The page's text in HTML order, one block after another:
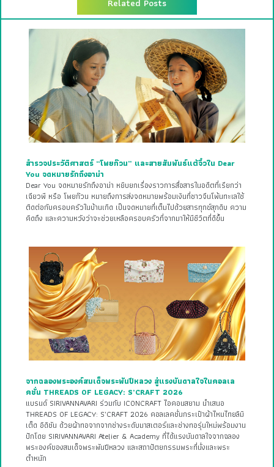
สำรวจประวัติศาสตร์ “โพยก๊วน” และสายสัมพันธ์แต้จิ๋วใน Dear
You จดหมายรักถึงอาม่า
Dear You จดหมายรักถึงอาม่า หยิบยกเรื่องราวการสื่อสารในอดีตที่เรียกว่า
เฉียวพี หรือ โพยก๊วน หมายถึงการส่งจดหมายพร้อมเงินที่ชาวจีนโพ้นทะเลใช้
ติดต่อกับครอบครัวในบ้านเกิด เป็นจดหมายที่เต็มไปด้วยสารทุกข์สุกดิบ ความ
คิดถึง และความหวังว่าจะช่วยเหลือครอบครัวที่จากมาให้มีชีวิตที่ดีขึ้น
จากฉลองพระองค์สมเด็จพระพันปีหลวง สู่แรงบันดาลใจในคอลเล
คชั่น THREADS OF LEGACY: S’CRAFT 2026
แบรนด์ SIRIVANNAVARI ร่วมกับ ICONCRAFT ไอคอนสยาม นำเสนอ
THREADS OF LEGACY: S’CRAFT 2026 คอลเลคชั่นกระเป๋าผ้าไหมไทยลิมิ
เต็ด อิดิชัน ด้วยผ้าทอจากจากช่างระดับมาสเตอร์และช่างทอรุ่นใหม่พร้อมงาน
ปักโดย SIRIVANNAVARI Atelier & Academy ที่ได้แรงบันดาลใจจากฉลอง
พระองค์ของสมเด็จพระพันปีหลวง และสถาปัตยกรรมพระที่นั่งและพระ
ตำหนัก